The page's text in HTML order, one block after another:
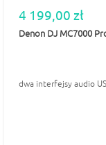
4 199,00 zł
Denon DJ MC7000
dwa interfejsy audio